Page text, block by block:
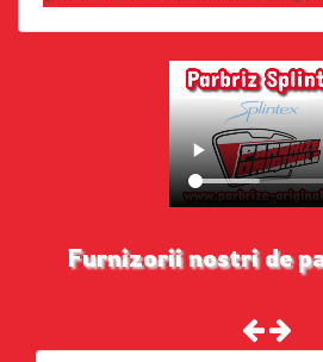
Furnizorii nostri de